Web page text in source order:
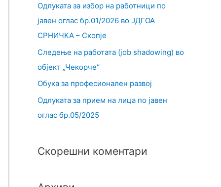
Одлуката за избор на работници по
јавен оглас бр.01/2026 во ЈДГОА
СРНИЧКА – Скопје
Следење на работата (job shadowing) во
објект „Чекорче“
Обука за професионален развој
Одлуката за прием на лица по јавен
оглас бр.05/2025
Скорешни коментари